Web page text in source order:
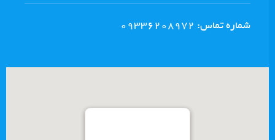
شماره تماس: 09336208972